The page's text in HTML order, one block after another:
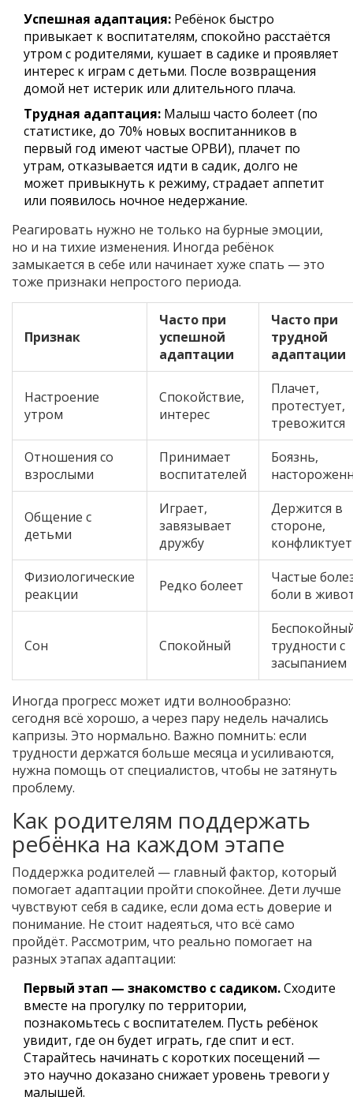
Успешная адаптация: Ребёнок быстро
привыкает к воспитателям, спокойно расстаётся
утром с родителями, кушает в садике и проявляет
интерес к играм с детьми. После возвращения
домой нет истерик или длительного плача.
Трудная адаптация: Малыш часто болеет (по
статистике, до 70% новых воспитанников в
первый год имеют частые ОРВИ), плачет по
утрам, отказывается идти в садик, долго не
может привыкнуть к режиму, страдает аппетит
или появилось ночное недержание.
Реагировать нужно не только на бурные эмоции,
но и на тихие изменения. Иногда ребёнок
замыкается в себе или начинает хуже спать — это
тоже признаки непростого периода.
Признак
Часто при
успешной
адаптации
Часто при
трудной
адаптации
Настроение
утром
Спокойствие,
интерес
Плачет,
протестует,
тревожится
Отношения со
взрослыми
Принимает
воспитателей
Боязнь,
Общение с
детьми
Играет,
завязывает
дружбу
Держится в
стороне,
конфликтует
Физиологические
реакции
Редко болеет
Частые
боли в
Сон Спокойный
трудности с
засыпанием
Иногда прогресс может идти волнообразно:
сегодня всё хорошо, а через пару недель начались
капризы. Это нормально. Важно помнить: если
трудности держатся больше месяца и усиливаются,
нужна помощь от специалистов, чтобы не затянуть
проблему.
Как родителям поддержать
ребёнка на каждом этапе
Поддержка родителей — главный фактор, который
помогает адаптации пройти спокойнее. Дети лучше
чувствуют себя в садике, если дома есть доверие и
понимание. Не стоит надеяться, что всё само
пройдёт. Рассмотрим, что реально помогает на
разных этапах адаптации:
Первый этап — знакомство с садиком.Сходите
вместе на прогулку по территории,
познакомьтесь с воспитателем. Пусть ребёнок
увидит, где он будет играть, где спит и ест.
Старайтесь начинать с коротких посещений —
это научно доказано снижает уровень тревоги у
малышей.